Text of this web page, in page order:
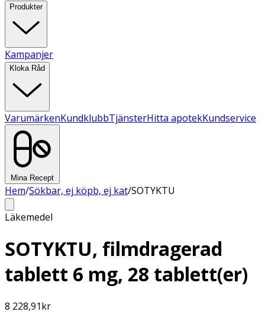
Produkter
Kampanjer
Kloka Råd
VarumärkenKundklubbTjänsterHitta apotekKundservice
Mina Recept
Hem/Sökbar, ej köpb, ej kat/SOTYKTU
Läkemedel
SOTYKTU, filmdragerad
tablett 6 mg, 28 tablett(er)
8 228,91kr